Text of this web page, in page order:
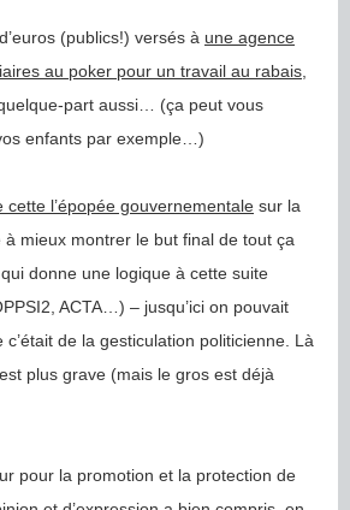
(publics!) versés à une agence
au poker pour un travail au rabais
part aussi… (ça peut vous
enfants par exemple…)
cette l’épopée gouvernementale sur la
mieux montrer le but final de tout ça
donne une logique à cette suite
ACTA…) – jusqu’ici on pouvait
de la gesticulation politicienne. Là
plus grave (mais le gros est déjà
pour la promotion et la protection de